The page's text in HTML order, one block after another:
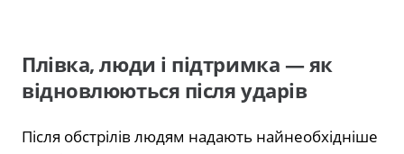
Плівка, люди і підтримка — як
відновлюються після ударів
Після обстрілів людям надають найнеобхідніше